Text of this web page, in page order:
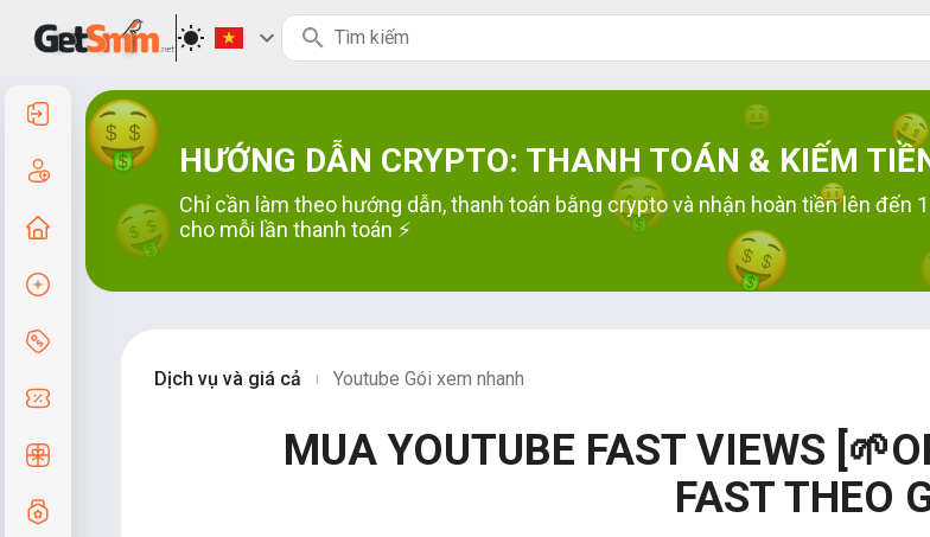
Đăng nhập
Đăng ký
Trang chủ
Tạo đơn hàng
HƯỚNG DẪN CRYPTO: THANH TOÁN & KIẾM
Chỉ cần làm theo hướng dẫn, thanh toán bằng crypto và nhận hoàn tiền lên đến
cho mỗi lần thanh toán ⚡
Dịch vụ và giá cả Youtube Gói xem nhanh
MUA YOUTUBE FAST VIEWS
FAST THEO